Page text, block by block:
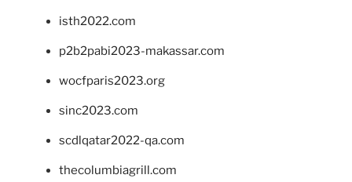
isth2022.com
p2b2pabi2023-makassar.com
wocfparis2023.org
sinc2023.com
scdlqatar2022-qa.com
thecolumbiagrill.com